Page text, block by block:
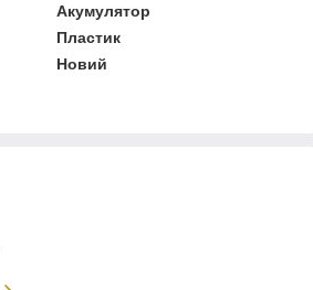
Акумулятор
Пластик
Новий